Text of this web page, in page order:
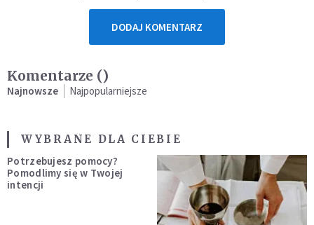
DODAJ KOMENTARZ
Komentarze ()
Najnowsze Najpopularniejsze
WYBRANE DLA CIEBIE
Potrzebujesz pomocy?
Pomodlimy się w Twojej
intencji